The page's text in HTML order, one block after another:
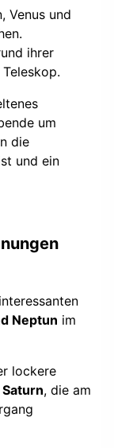
Venus und
ihrer
um
die
und ein
Neptun im
lockere
, die am